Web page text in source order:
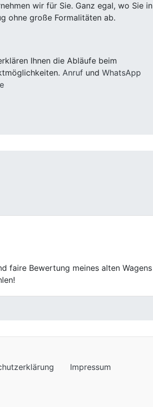
wir für Sie. Ganz egal, wo Sie in
ohne große Formalitäten ab.
Ihnen die Abläufe beim
Anruf und WhatsApp
Hat einfach gepasst.